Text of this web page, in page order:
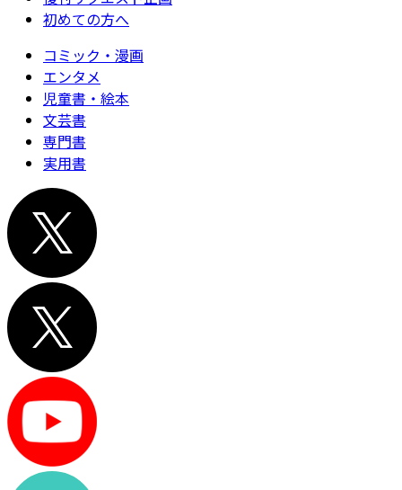
初めての方へ
コミック・漫画
エンタメ
児童書・絵本
文芸書
専門書
実用書